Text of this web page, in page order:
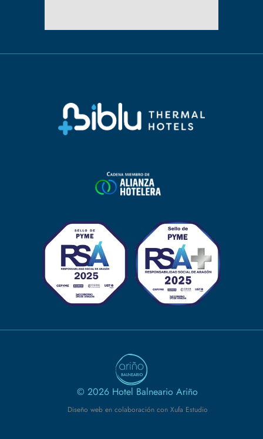
© 2026 Hotel Balneario Ariño
Diseño web en colaboración con Xufa Estudio